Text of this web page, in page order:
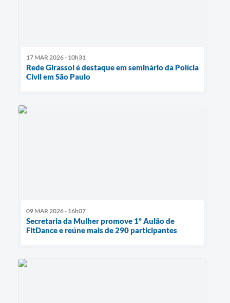
17 MAR 2026 - 10h31
Rede Girassol é destaque em seminário da Polícia
Civil em São Paulo
09 MAR 2026 - 16h07
Secretaria da Mulher promove 1º Aulão de
FitDance e reúne mais de 290 participantes